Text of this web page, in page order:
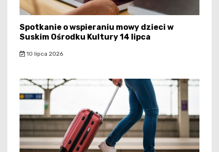
Spotkanie o wspieraniu mowy dzieci w
Suskim Ośrodku Kultury 14 lipca
10 lipca 2026